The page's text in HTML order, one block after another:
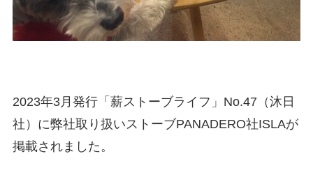
2023年3月発行「薪ストーブライフ」No.47（沐日
社）に弊社取り扱いストーブPANADERO社ISLAが
掲載されました。